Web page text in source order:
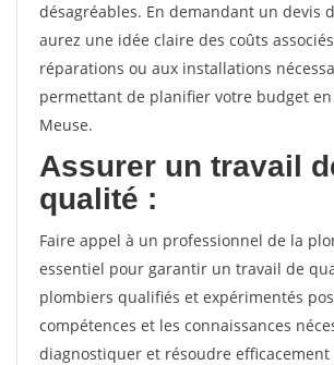
désagréables. En demandant un devis
aurez une idée claire des coûts
réparations ou aux installations
permettant de planifier votre budget en
Meuse.
Assurer un travail
qualité :
Faire appel à un professionnel de la
essentiel pour garantir un travail de
plombiers qualifiés et expérimentés
compétences et les connaissances
diagnostiquer et résoudre efficacement